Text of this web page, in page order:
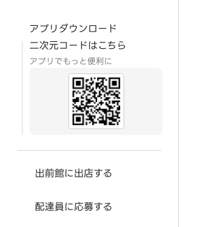
アプリダウンロード
二次元コードはこちら
アプリでもっと便利に
出前館に出店する
配達員に応募する